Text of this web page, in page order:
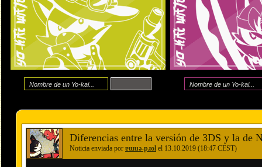
Diferencias entre la versión de 3DS y la de
Noticia enviada por ɐɯuǝ-pɹol el 13.10.2019 (18:47 CEST)